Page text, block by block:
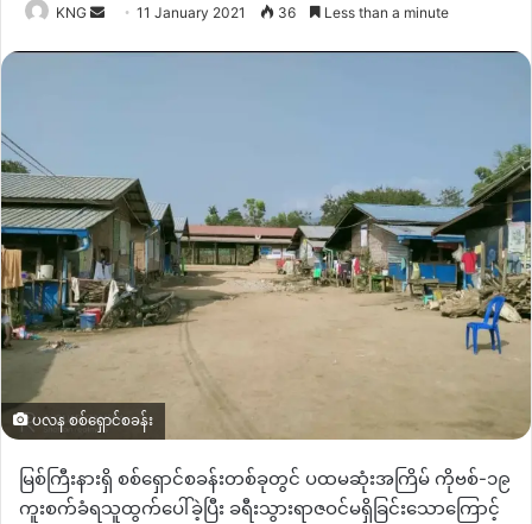
KNG
Send11 January 2021 36 Less than a minute
ပလန စစ်ရှောင်စခန်း
မြစ်ကြီးနားရှိ စစ်ရှောင်စခန်းတစ်ခုတွင် ပထမဆုံးအကြိမ် ကိုဗစ်-၁၉
ကူးစက်ခံရသူထွက်ပေါ်ခဲ့ပြီး ခရီးသွားရာဇဝင်မရှိခြင်းသောကြောင့်